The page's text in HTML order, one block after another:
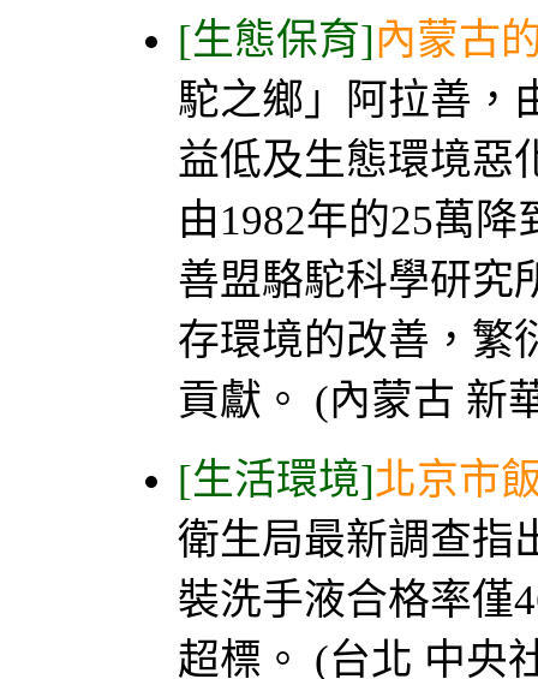
[生態保育]內蒙古
駝之鄉」阿拉善，
益低及生態環境惡
由1982年的25萬
善盟駱駝科學研究
存環境的改善，繁
貢獻。 (內蒙古 新
[生活環境]北京市
衛生局最新調查指
裝洗手液合格率僅
超標。 (台北 中央